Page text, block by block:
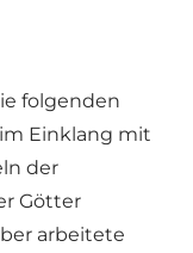
folgenden
Einklang mit
der
Götter
arbeitete